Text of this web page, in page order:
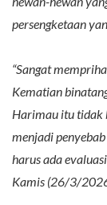
persengketaan
“Sangat
Kematian
Harimau itu tidak
menjadi
harus ada
Kamis (26/3/